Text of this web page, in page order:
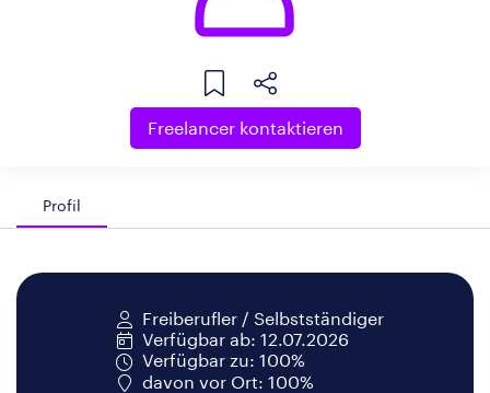
Freelancer kontaktieren
Profil
Freiberufler / Selbstständiger
Verfügbar ab: 12.07.2026
Verfügbar zu: 100%
davon vor Ort: 100%